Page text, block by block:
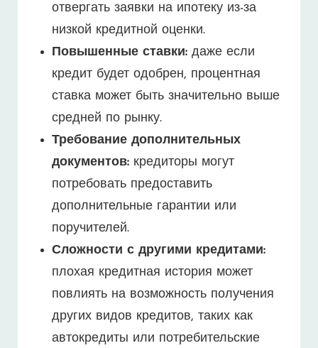
отвергать заявки на ипотеку из-за
низкой кредитной оценки.
Повышенные ставки:даже если
кредит будет одобрен, процентная
ставка может быть значительно выше
средней по рынку.
Требование дополнительных
документов:кредиторы могут
потребовать предоставить
дополнительные гарантии или
поручителей.
Сложности с другими кредитами:
плохая кредитная история может
повлиять на возможность получения
других видов кредитов, таких как
автокредиты или потребительские